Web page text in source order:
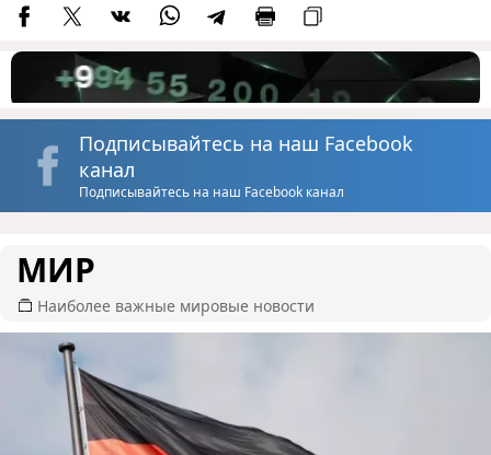
Подписывайтесь на наш Facebook
канал
Подписывайтесь на наш Facebook канал
МИР
Наиболее важные мировые новости